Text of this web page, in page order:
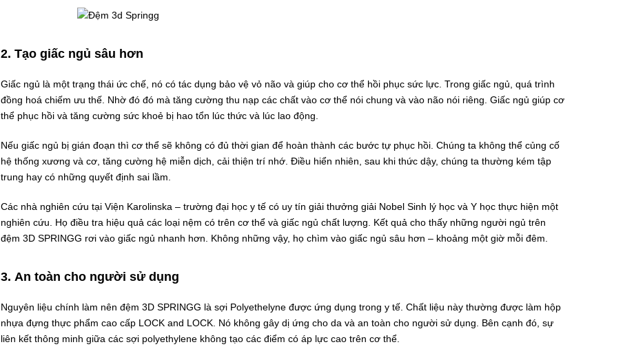
2. Tạo giấc ngủ sâu hơn
Giấc ngủ là một trạng thái ức chế, nó có tác dụng bảo vệ vỏ não và giúp cho cơ thể hồi phục sức lực. Trong giấc ngủ, quá trình
đồng hoá chiếm ưu thế. Nhờ đó đó mà tăng cường thu nạp các chất vào cơ thể nói chung và vào não nói riêng. Giấc ngủ giúp cơ
thể phục hồi và tăng cường sức khoẻ bị hao tổn lúc thức và lúc lao động.
Nếu giấc ngủ bị gián đoạn thì cơ thể sẽ không có đủ thời gian để hoàn thành các bước tự phục hồi. Chúng ta không thể củng cố
hệ thống xương và cơ, tăng cường hệ miễn dịch, cải thiện trí nhớ. Điều hiển nhiên, sau khi thức dậy, chúng ta thường kém tập
trung hay có những quyết định sai lầm.
Các nhà nghiên cứu tại Viện Karolinska – trường đại học y tế có uy tín giải thưởng giải Nobel Sinh lý học và Y học thực hiện một
nghiên cứu. Họ điều tra hiệu quả các loại nệm có trên cơ thể và giấc ngủ chất lượng. Kết quả cho thấy những người ngủ trên
đệm 3D SPRINGG rơi vào giấc ngủ nhanh hơn. Không những vậy, họ chìm vào giấc ngủ sâu hơn – khoảng một giờ mỗi đêm.
3. An toàn cho người sử dụng
Nguyên liệu chính làm nên đệm 3D SPRINGG là sợi Polyethelyne được ứng dụng trong y tế. Chất liệu này thường được làm hộp
nhựa đựng thực phẩm cao cấp LOCK and LOCK. Nó không gây dị ứng cho da và an toàn cho người sử dụng. Bên cạnh đó, sự
liên kết thông minh giữa các sợi polyethylene không tạo các điểm có áp lực cao trên cơ thể.